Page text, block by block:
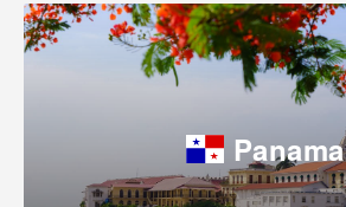
Panama